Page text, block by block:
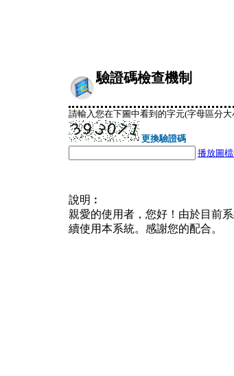
驗證碼檢查機制
請輸入您在下圖中看到的字元(字母區分大
更換驗證碼
播放圖
說明︰
親愛的使用者，您好！由於目前
續使用本系統。感謝您的配合。